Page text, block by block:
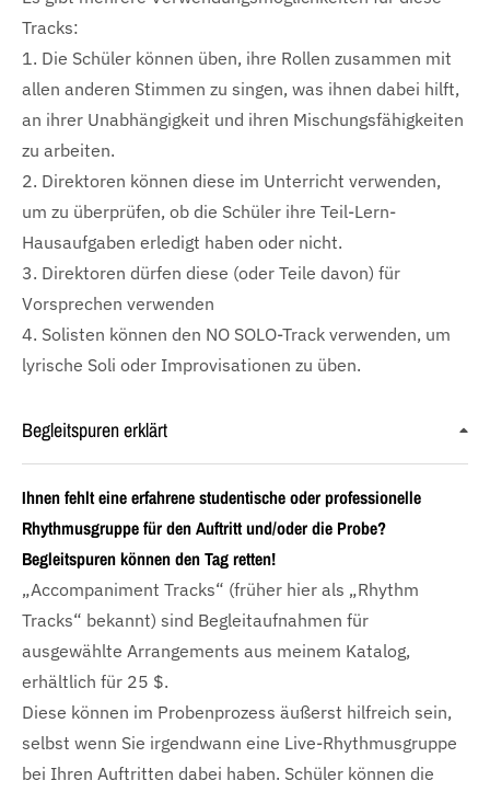
Tracks:
1. Die Schüler können üben, ihre Rollen zusammen mit
allen anderen Stimmen zu singen, was ihnen dabei hilft,
an ihrer Unabhängigkeit und ihren Mischungsfähigkeiten
zu arbeiten.
2. Direktoren können diese im Unterricht verwenden,
um zu überprüfen, ob die Schüler ihre Teil-Lern-
Hausaufgaben erledigt haben oder nicht.
3. Direktoren dürfen diese (oder Teile davon) für
Vorsprechen verwenden
4. Solisten können den NO SOLO-Track verwenden, um
lyrische Soli oder Improvisationen zu üben.
Begleitspuren erklärt
Ihnen fehlt eine erfahrene studentische oder professionelle
Rhythmusgruppe für den Auftritt und/oder die Probe?
Begleitspuren können den Tag retten!
„Accompaniment Tracks“ (früher hier als „Rhythm
Tracks“ bekannt) sind Begleitaufnahmen für
ausgewählte Arrangements aus meinem Katalog,
erhältlich für 25 $.
Diese können im Probenprozess äußerst hilfreich sein,
selbst wenn Sie irgendwann eine Live-Rhythmusgruppe
bei Ihren Auftritten dabei haben. Schüler können die